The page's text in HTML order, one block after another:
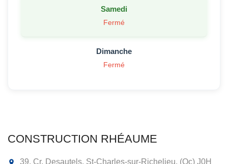
Samedi
Fermé
Dimanche
Fermé